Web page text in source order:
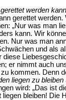
werden kann
gerettet
„Nur was man
kann. Wir
Nur was man
und als
er nimmt auch
kommen. Denn
liegen zu
wird: „Das ist
bleiben!